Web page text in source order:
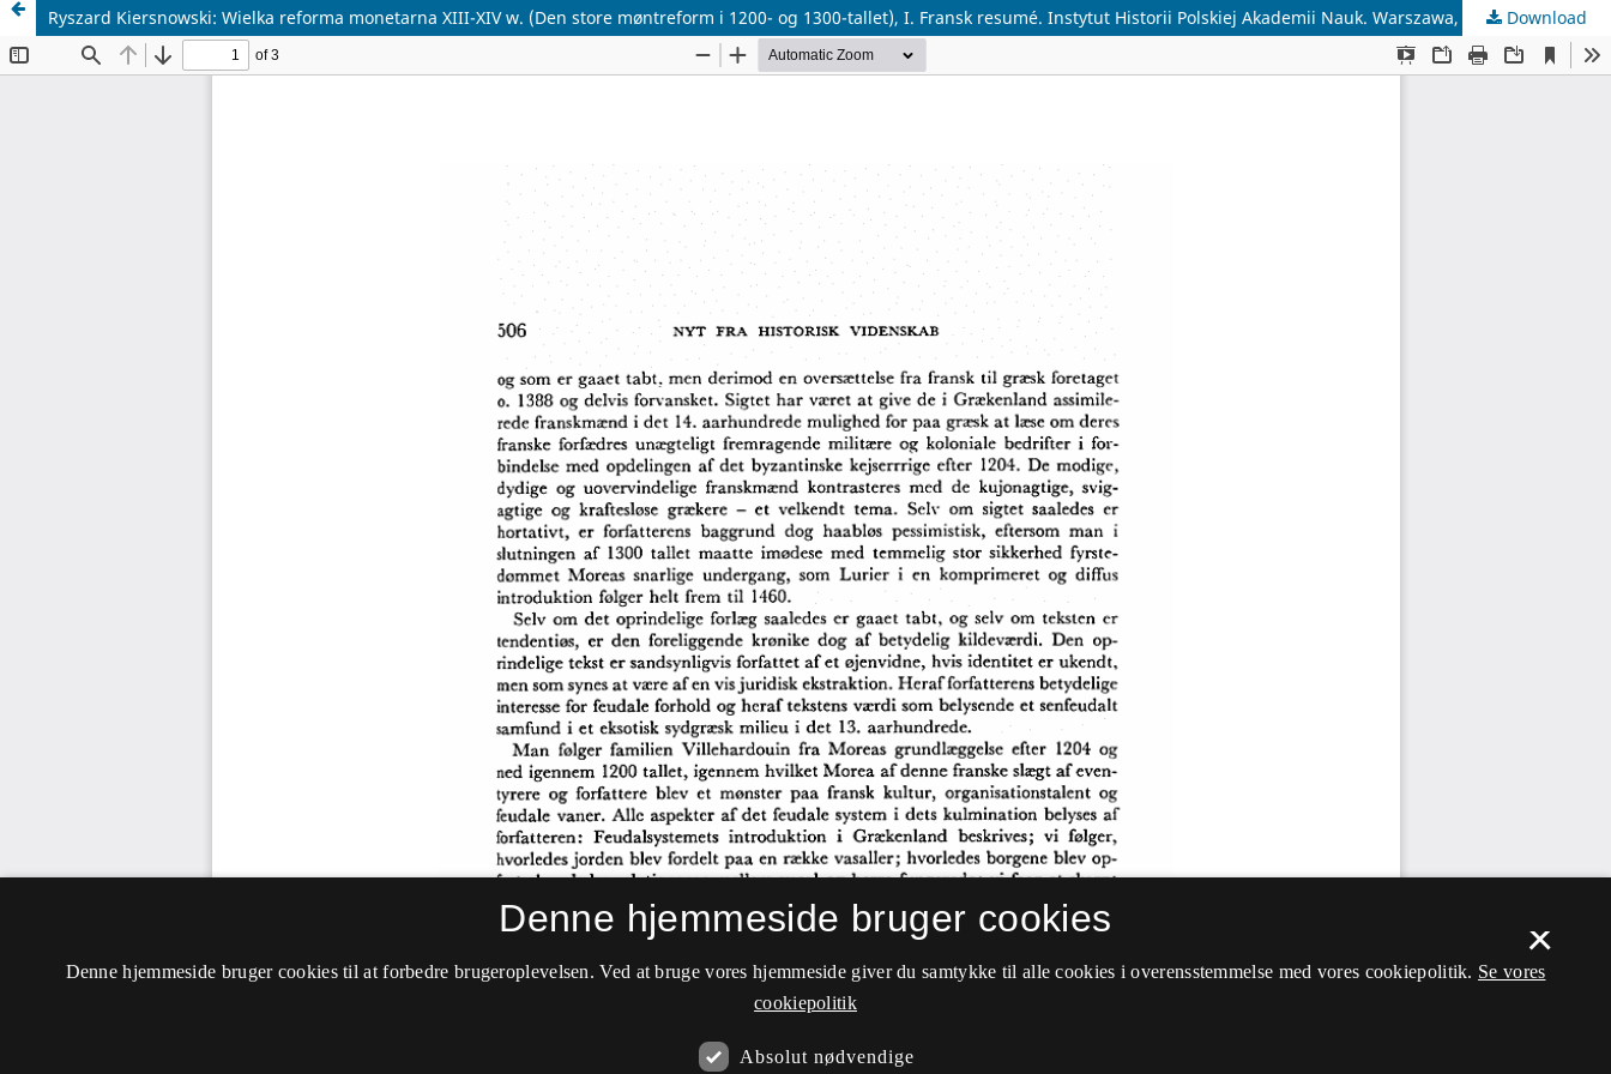
Download
×
Denne hjemmeside bruger cookies
Denne hjemmeside bruger cookies til at forbedre brugeroplevelsen. Ved at bruge vores hjemmeside giver du samtykke til alle cookies i overensstemmelse med vores cookiepolitik. Se vores
cookiepolitik
Absolut nødvendige